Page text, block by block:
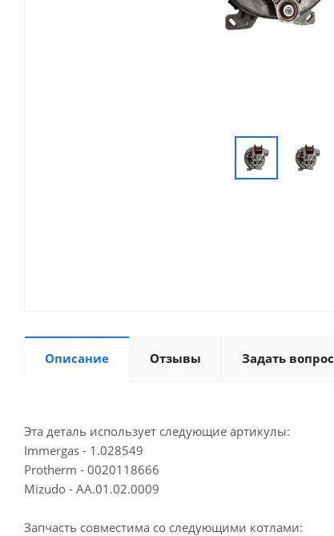
Описание Отзывы Задать вопрос
Эта деталь использует следующие артикулы:
Immergas - 1.028549
Protherm - 0020118666
Mizudo - AA.01.02.0009
Запчасть совместима со следующими котлами: